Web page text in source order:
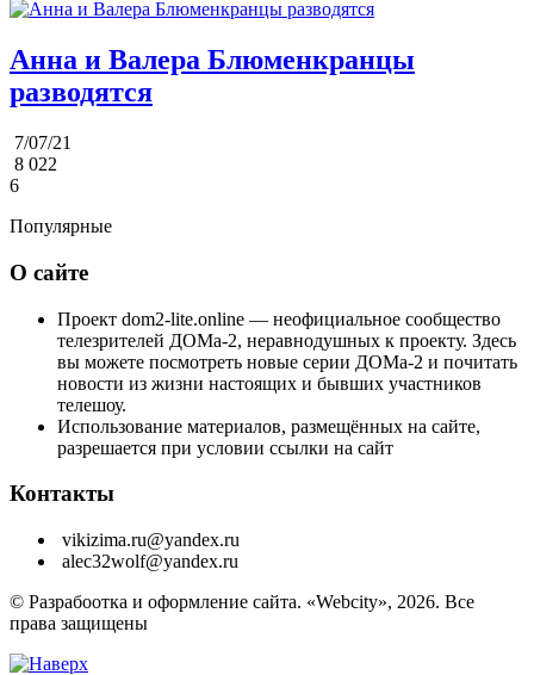
Анна и Валера Блюменкранцы
разводятся
7/07/21
8 022
6
Популярные
О сайте
Проект dom2-lite.online — неофициальное сообщество
телезрителей ДОМа-2, неравнодушных к проекту. Здесь
вы можете посмотреть новые серии ДОМа-2 и почитать
новости из жизни настоящих и бывших участников
телешоу.
Использование материалов, размещённых на сайте,
разрешается при условии ссылки на сайт
Контакты
vikizima.ru@yandex.ru
alec32wolf@yandex.ru
© Разрабоотка и оформление сайта. «Webcity», 2026. Все
права защищены